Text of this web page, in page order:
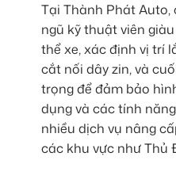
Tại Thành Phát
ngũ kỹ thuật viên
thể xe, xác định vị trí
cắt nối dây zin, và
trọng để đảm bảo
dụng và các tính
nhiều dịch vụ nâng
các khu vực như Thủ